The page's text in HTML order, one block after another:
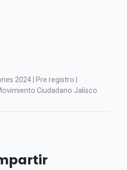
2024 | Pre registro |
Ciudadano Jalisco